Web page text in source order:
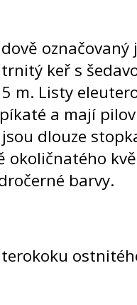
označovaný
keř s
m. Listy
a mají
dlouze
okoličnatého
barvy.